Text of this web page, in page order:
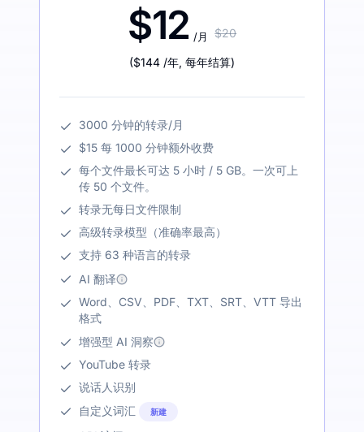
$12 /月 $20
($144 /年, 每年结算)
3000 分钟的转录/月
$15 每 1000 分钟额外收费
每个文件最长可达 5 小时 / 5 GB。一次可上
传 50 个文件。
转录无每日文件限制
高级转录模型（准确率最高）
支持 63 种语言的转录
AI 翻译
Word、CSV、PDF、TXT、SRT、VTT 导出
格式
增强型 AI 洞察
YouTube 转录
说话人识别
自定义词汇
新建